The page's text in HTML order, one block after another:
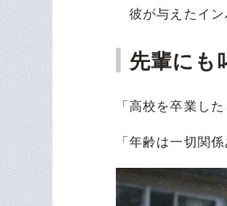
彼が与えたイン
先輩にも
「高校を卒業し
「年齢は一切関